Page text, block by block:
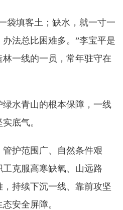
填客土；缺水，就一寸一
法总比困难多。”李宝平是
一线的一员，常年驻守在
水青山的根本保障，一线
底气。
护范围广、自然条件艰
克服高寒缺氧、山远路
持续下沉一线、靠前攻坚
安全屏障。